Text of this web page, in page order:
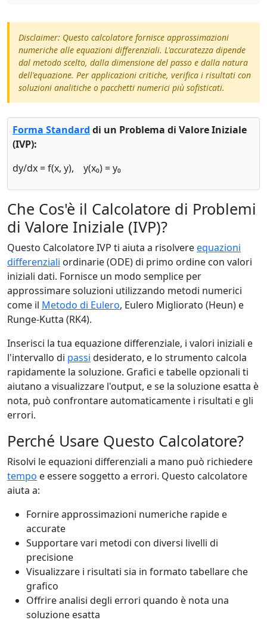
Disclaimer: Questo calcolatore fornisce approssimazioni
numeriche alle equazioni differenziali. L'accuratezza dipende
dal metodo scelto, dalla dimensione del passo e dalla natura
dell'equazione. Per applicazioni critiche, verifica i risultati con
soluzioni analitiche o pacchetti numerici più sofisticati.
Forma Standard di un Problema di Valore Iniziale
(IVP):
dy/dx = f(x, y), y(x₀) = y₀
Che Cos'è il Calcolatore di Problemi
di Valore Iniziale (IVP)?
Questo Calcolatore IVP ti aiuta a risolvereequazioni
differenziali ordinarie (ODE) di primo ordine con valori
iniziali dati. Fornisce un modo semplice per
approssimare soluzioni utilizzando metodi numerici
come il Metodo di Eulero, Eulero Migliorato (Heun) e
Runge-Kutta (RK4).
Inserisci la tua equazione differenziale, i valori iniziali e
l'intervallo di passi desiderato, e lo strumento calcola
rapidamente la soluzione. Grafici e tabelle opzionali ti
aiutano a visualizzare l'output, e se la soluzione esatta è
nota, può confrontare automaticamente i risultati e gli
errori.
Perché Usare Questo Calcolatore?
Risolvi le equazioni differenziali a mano può richiedere
tempo e essere soggetto a errori. Questo calcolatore
aiuta a:
Fornire approssimazioni numeriche rapide e
accurate
Supportare vari metodi con diversi livelli di
precisione
Visualizzare i risultati sia in formato tabellare che
grafico
Offrire analisi degli errori quando è nota una
soluzione esatta